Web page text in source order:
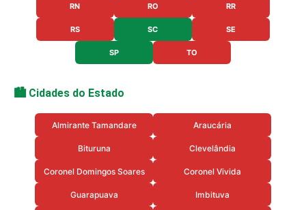
RN RO RR
RS SC SE
SP TO
🏙️ Cidades do Estado
Almirante Tamandare Araucária
Bituruna Clevelândia
Coronel Domingos Soares Coronel Vivida
Guarapuava Imbituva